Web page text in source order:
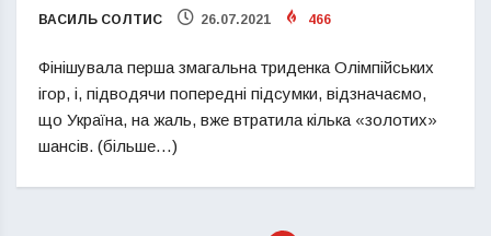
ВАСИЛЬ СОЛТИС 26.07.2021 466
Фінішувала перша змагальна триденка Олімпійських
ігор, і, підводячи попередні підсумки, відзначаємо,
що Україна, на жаль, вже втратила кілька «золотих»
шансів. (більше…)